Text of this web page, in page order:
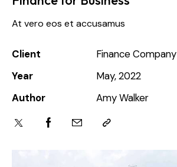
At vero eos et accusamus
Client
Finance Company
Year
May, 2022
Author
Amy Walker